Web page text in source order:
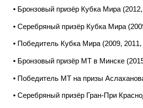
• Бронзовый призёр Кубка Мира
• Серебряный призёр Кубка Мира
• Победитель Кубка Мира (2009, 2011,
• Бронзовый призёр МТ в Минске
• Победитель МТ на призы
• Серебряный призёр Гран-При